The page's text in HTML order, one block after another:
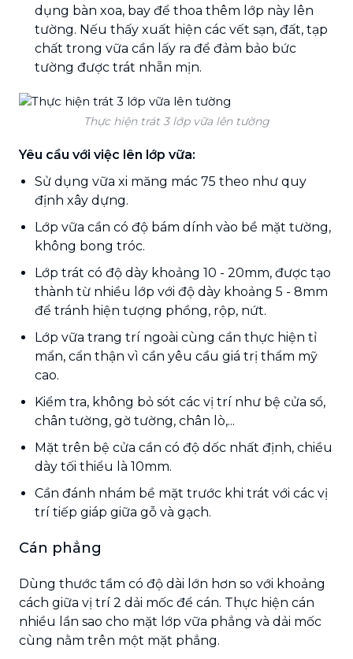
dụng bàn xoa, bay để thoa thêm lớp này lên
tường. Nếu thấy xuất hiện các vết sạn, đất, tạp
chất trong vữa cần lấy ra để đảm bảo bức
tường được trát nhẵn mịn.
Thực hiện trát 3 lớp vữa lên tường
Yêu cầu với việc lên lớp vữa:
Sử dụng vữa xi măng mác 75 theo như quy
định xây dựng.
Lớp vữa cần có độ bám dính vào bề mặt tường,
không bong tróc.
Lớp trát có độ dày khoảng 10 - 20mm, được tạo
thành từ nhiều lớp với độ dày khoảng 5 - 8mm
để tránh hiện tượng phồng, rộp, nứt.
Lớp vữa trang trí ngoài cùng cần thực hiện tỉ
mẩn, cẩn thận vì cần yêu cầu giá trị thẩm mỹ
cao.
Kiểm tra, không bỏ sót các vị trí như bệ cửa sổ,
chân tường, gờ tường, chân lò,...
Mặt trên bệ cửa cần có độ dốc nhất định, chiều
dày tối thiểu là 10mm.
Cần đánh nhám bề mặt trước khi trát với các vị
trí tiếp giáp giữa gỗ và gạch.
Cán phẳng
Dùng thước tầm có độ dài lớn hơn so với khoảng
cách giữa vị trí 2 dải mốc để cán. Thực hiện cán
nhiều lần sao cho mặt lớp vữa phẳng và dải mốc
cùng nằm trên một mặt phẳng.